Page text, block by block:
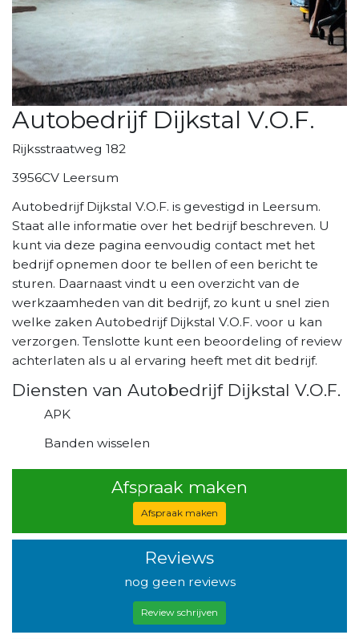
Autobedrijf Dijkstal V.O.F.
Rijksstraatweg 182
3956CV Leersum
Autobedrijf Dijkstal V.O.F. is gevestigd in Leersum.
Staat alle informatie over het bedrijf beschreven. U
kunt via deze pagina eenvoudig contact met het
bedrijf opnemen door te bellen of een bericht te
sturen. Daarnaast vindt u een overzicht van de
werkzaamheden van dit bedrijf, zo kunt u snel zien
welke zaken Autobedrijf Dijkstal V.O.F. voor u kan
verzorgen. Tenslotte kunt een beoordeling of review
achterlaten als u al ervaring heeft met dit bedrijf.
Diensten van Autobedrijf Dijkstal V.O.F.
APK
Banden wisselen
Afspraak maken
Afspraak maken
Reviews
nog geen reviews
Review schrijven